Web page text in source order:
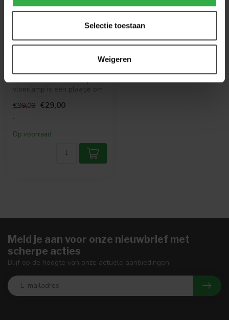
Selectie toestaan
Weigeren
Tafellamp Falcon goud
metaal met ronde
Deze metalen tafellamp of
vloerlamp is een plaatje om
€99,00 €29,00
.
Op voorraad
Meld je aan voor onze nieuwbrief met
scherpe acties
Blijf op de hoogte van onze actuele aanbiedingen